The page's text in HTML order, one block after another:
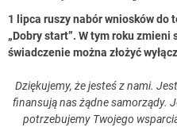
1 lipca ruszy nabór wniosków do
„Dobry start”. W tym roku
świadczenie można złożyć
Dziękujemy, że jesteś z nami.
finansują nas żądne samorządy.
potrzebujemy Twojego